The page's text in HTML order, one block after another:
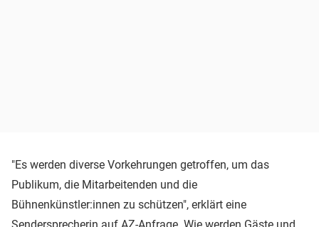
"Es werden diverse Vorkehrungen getroffen, um das
Publikum, die Mitarbeitenden und die
Bühnenkünstler:innen zu schützen", erklärt eine